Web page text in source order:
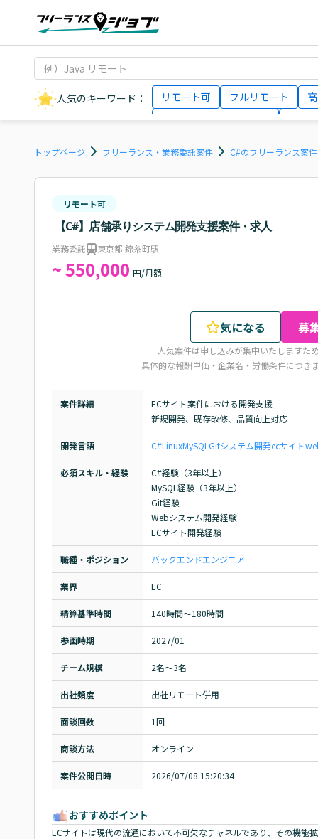
人気のキーワード： リモート可 フルリモート
AIエンジニア
トップページ フリーランス・業務委託案件 C#のフリーランス案
リモート可
【C#】店舗承りシステム開発支援案件・求人
業務委託 東京都 錦糸町駅
~ 550,000 円/月額
気になる 募
人気案件は申し込みが集中いたしますた
具体的な報酬単価・企業名・労働条件につき
案件詳細
ECサイト案件における開発支援
新規開発、既存改修、品質向上対応
開発言語 C#LinuxMySQL Gitシステム開発ecサイト
必須スキル・経験
C#経験（3年以上）
MySQL経験（3年以上）
Git経験
Webシステム開発経験
ECサイト開発経験
職種・ポジション バックエンドエンジニア
業界 EC
精算基準時間 140時間〜180時間
参画時期 2027/01
チーム規模 2名～3名
出社頻度 出社リモート併用
面談回数 1回
商談方法 オンライン
案件公開日時 2026/07/08 15:20:34
おすすめポイント
ECサイトは現代の流通において不可欠なチャネルであり、その機能